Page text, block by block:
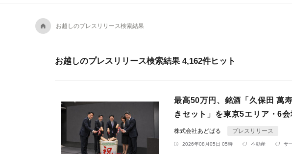
A お越しのプレスリリース検索結果
お越しのプレスリリース検索結果 4,162件ヒット
最高50万円、銘酒「久保田 萬
きセット」を東京5エリア・6
株式会社あどばる プレスリリース
2026年08月05日 05時 不動産 サ